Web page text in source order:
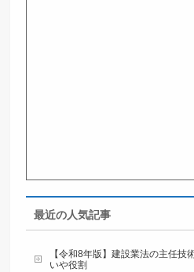
最近の人気記事
【令和8年版】建設業法の主任技
いや役割